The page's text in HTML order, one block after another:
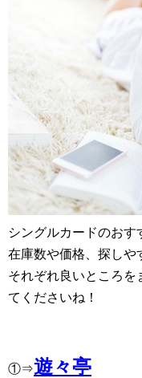
シングルカードのおす
在庫数や価格、探しや
それぞれ良いところを
てくださいね！
①⇒遊々亭